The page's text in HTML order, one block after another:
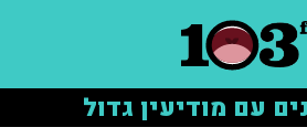
עם מודיעין גדול